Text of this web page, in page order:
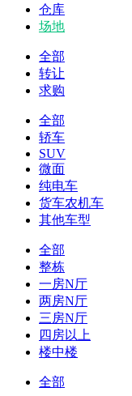
仓库
场地
全部
转让
求购
全部
轿车
SUV
微面
纯电车
货车农机车
其他车型
全部
整栋
一房N厅
两房N厅
三房N厅
四房以上
楼中楼
全部